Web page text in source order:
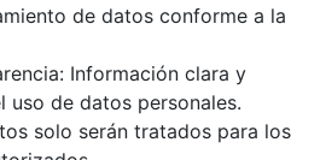
de datos conforme a la
Información clara y
uso de datos personales.
solo serán tratados para los